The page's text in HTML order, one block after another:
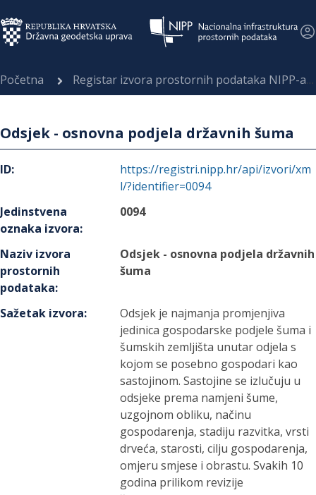
Početna Registar izvora prostornih podataka NIPP-a
Odsjek - osnovna podjela državnih šuma
ID:
https://registri.nipp.hr/api/izvori/xm
l/?identifier=0094
Jedinstvena
oznaka izvora:
0094
Naziv izvora
prostornih
podataka:
Odsjek - osnovna podjela državnih
šuma
Sažetak izvora:
Odsjek je najmanja promjenjiva
jedinica gospodarske podjele šuma i
šumskih zemljišta unutar odjela s
kojom se posebno gospodari kao
sastojinom. Sastojine se izlučuju u
odsjeke prema namjeni šume,
uzgojnom obliku, načinu
gospodarenja, stadiju razvitka, vrsti
drveća, starosti, cilju gospodarenja,
omjeru smjese i obrastu. Svakih 10
godina prilikom revizije